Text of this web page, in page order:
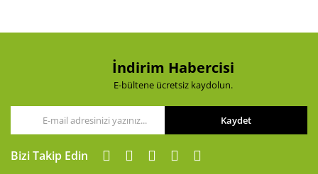
İndirim Habercisi
E-bültene ücretsiz kaydolun.
Kaydet
Bizi Takip Edin